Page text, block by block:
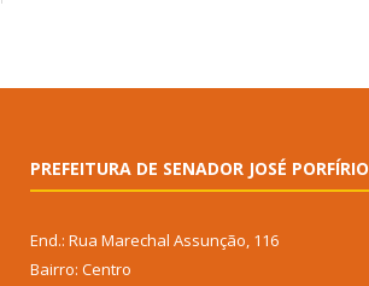
PREFEITURA DE SENADOR JOSÉ PORFÍRIO
End.: Rua Marechal Assunção, 116
Bairro: Centro